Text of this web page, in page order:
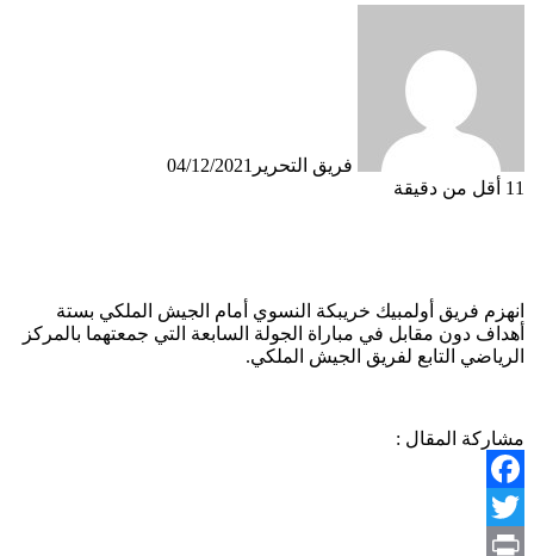
فريق التحرير 04/12/2021
11 أقل من دقيقة
انهزم فريق أولمبيك خريبكة النسوي أمام الجيش الملكي بستة
أهداف دون مقابل في مباراة الجولة السابعة التي جمعتهما بالمركز
الرياضي التابع لفريق الجيش الملكي.
مشاركة المقال :
Facebook
Twitter